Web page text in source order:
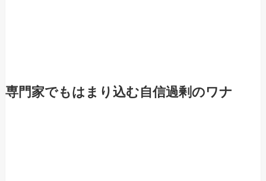
専門家でもはまり込む自信過剰のワナ